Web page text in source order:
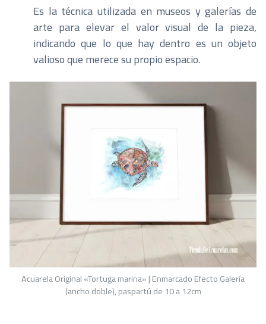
Es la técnica utilizada en museos y galerías de
arte para elevar el valor visual de la pieza,
indicando que lo que hay dentro es un objeto
valioso que merece su propio espacio.
Acuarela Original «Tortuga marina» | Enmarcado Efecto Galería
(ancho doble), paspartú de 10 a 12cm